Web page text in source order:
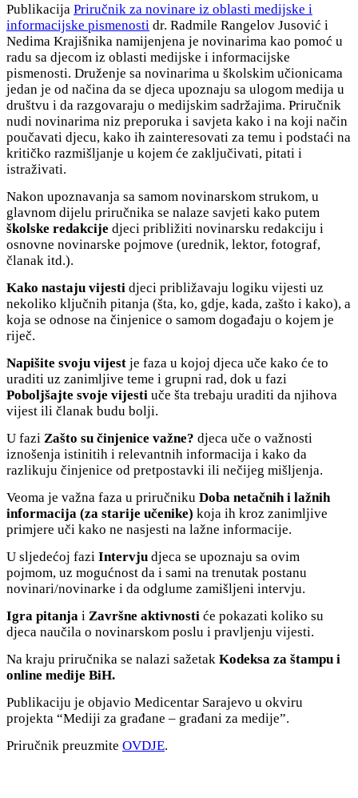
Publikacija Priručnik za novinare iz oblasti medijske i
informacijske pismenosti dr. Radmile Rangelov Jusović i
Nedima Krajišnika namijenjena je novinarima kao pomoć u
radu sa djecom iz oblasti medijske i informacijske
pismenosti. Druženje sa novinarima u školskim učionicama
jedan je od načina da se djeca upoznaju sa ulogom medija u
društvu i da razgovaraju o medijskim sadržajima. Priručnik
nudi novinarima niz preporuka i savjeta kako i na koji način
poučavati djecu, kako ih zainteresovati za temu i podstaći na
kritičko razmišljanje u kojem će zaključivati, pitati i
istraživati.
Nakon upoznavanja sa samom novinarskom strukom, u
glavnom dijelu priručnika se nalaze savjeti kako putem
školske redakcije djeci približiti novinarsku redakciju i
osnovne novinarske pojmove (urednik, lektor, fotograf,
članak itd.).
Kako nastaju vijesti djeci približavaju logiku vijesti uz
nekoliko ključnih pitanja (šta, ko, gdje, kada, zašto i kako), a
koja se odnose na činjenice o samom događaju o kojem je
riječ.
Napišite svoju vijest je faza u kojoj djeca uče kako će to
uraditi uz zanimljive teme i grupni rad, dok u fazi
Poboljšajte svoje vijesti uče šta trebaju uraditi da njihova
vijest ili članak budu bolji.
U fazi Zašto su činjenice važne? djeca uče o važnosti
iznošenja istinitih i relevantnih informacija i kako da
razlikuju činjenice od pretpostavki ili nečijeg mišljenja.
Veoma je važna faza u priručniku Doba netačnih i lažnih
informacija (za starije učenike) koja ih kroz zanimljive
primjere uči kako ne nasjesti na lažne informacije.
U sljedećoj fazi Intervju djeca se upoznaju sa ovim
pojmom, uz mogućnost da i sami na trenutak postanu
novinari/novinarke i da odglume zamišljeni intervju.
Igra pitanja i Završne aktivnosti će pokazati koliko su
djeca naučila o novinarskom poslu i pravljenju vijesti.
Na kraju priručnika se nalazi sažetak Kodeksa za štampu i
online medije BiH.
Publikaciju je objavio Medicentar Sarajevo u okviru
projekta “Mediji za građane – građani za medije”.
Priručnik preuzmite OVDJE.